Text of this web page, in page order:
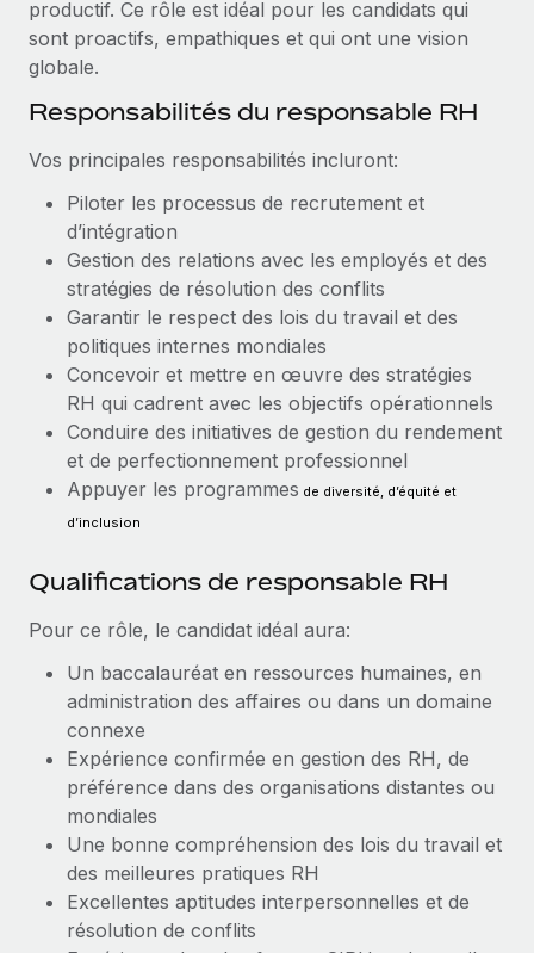
Mobilité et déménagement international
Organisez facilement le déménagement de vos
employés
Avantages sociaux
Gérez facilement les avantages sociaux
Mises à jour des produits de Remote :
Intégrations Gusto et Xero et Gestion des
toute taille à embaucher, gérer et payer...
En savoir plus
Comment Phiture gère ses 55 employés
répartis dans 19 pays grâce à Remote
Phiture, un leader notable du conseil en matière de
croissance mobile internationale, encourage les...
En savoir plus
productif. Ce rôle est idéal pour les candidats qui
sont proactifs, empathiques et qui ont une vision
globale.
Responsabilités du responsable RH
Vos principales responsabilités incluront:
Piloter les processus de recrutement et
d’intégration
Gestion des relations avec les employés et des
stratégies de résolution des conflits
Garantir le respect des lois du travail et des
politiques internes mondiales
Concevoir et mettre en œuvre des stratégies
RH qui cadrent avec les objectifs opérationnels
Conduire des initiatives de gestion du rendement
et de perfectionnement professionnel
Appuyer les programmes de diversité, d’équité et
d’inclusion
Qualifications de responsable RH
Pour ce rôle, le candidat idéal aura:
Un baccalauréat en ressources humaines, en
administration des affaires ou dans un domaine
connexe
Expérience confirmée en gestion des RH, de
préférence dans des organisations distantes ou
mondiales
Une bonne compréhension des lois du travail et
des meilleures pratiques RH
Excellentes aptitudes interpersonnelles et de
résolution de conflits